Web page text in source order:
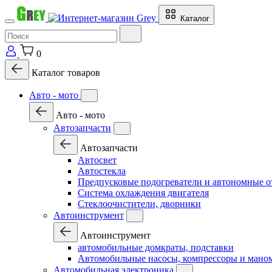
Каталог
0
Каталог товаров
Авто - мото
Авто - мото
Автозапчасти
Автозапчасти
Автосвет
Автостекла
Предпусковые подогреватели и автономные
Система охлаждения двигателя
Стеклоочистители, дворники
Автоинструмент
Автоинструмент
автомобильные домкраты, подставки
Автомобильные насосы, компрессоры и
Автомобильная электроника